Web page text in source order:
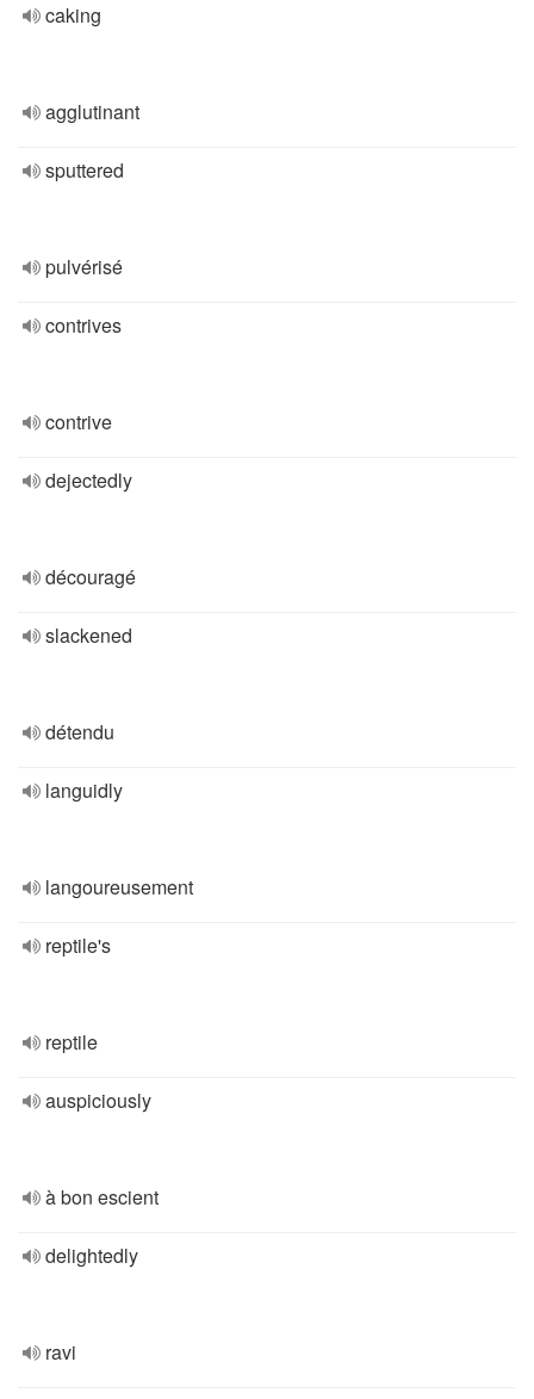
caking
agglutinant
sputtered
pulvérisé
contrives
contrive
dejectedly
découragé
slackened
détendu
languidly
langoureusement
reptile's
reptile
auspiciously
à bon escient
delightedly
ravi